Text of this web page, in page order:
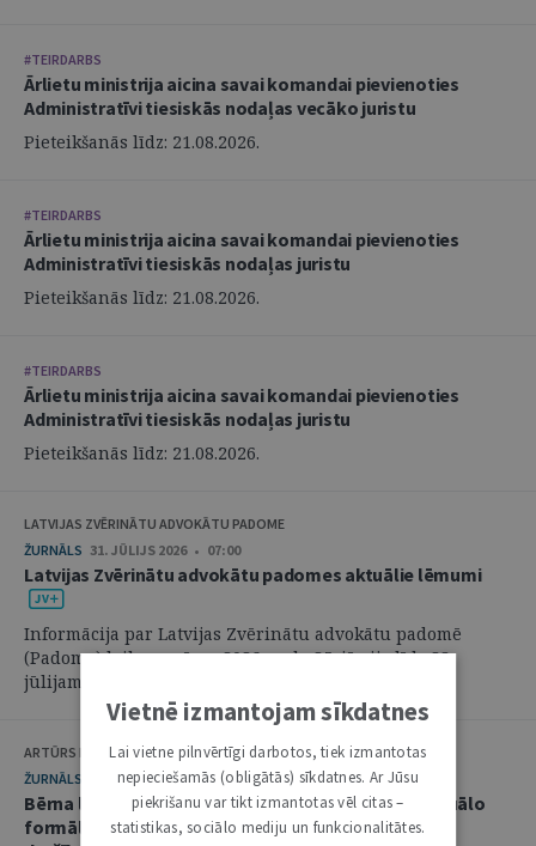
#TEIRDARBS
Ārlietu ministrija aicina savai komandai pievienoties
Administratīvi tiesiskās nodaļas vecāko juristu
Pieteikšanās līdz: 21.08.2026.
#TEIRDARBS
Ārlietu ministrija aicina savai komandai pievienoties
Administratīvi tiesiskās nodaļas juristu
Pieteikšanās līdz: 21.08.2026.
#TEIRDARBS
Ārlietu ministrija aicina savai komandai pievienoties
Administratīvi tiesiskās nodaļas juristu
Pieteikšanās līdz: 21.08.2026.
LATVIJAS ZVĒRINĀTU ADVOKĀTU PADOME
ŽURNĀLS 31. JŪLIJS 2026 • 07:00
Latvijas Zvērinātu advokātu padomes aktuālie lēmumi
Informācija par Latvijas Zvērinātu advokātu padomē
(Padome) laikposmā no 2026. gada 25. jūnija līdz 28.
jūlijam pieņemtajiem lēmumiem. ...
ARTŪRS KURBATOVS, INGA KUDEIKINA, MARTA URBĀNE
ŽURNĀLS
29. JŪLIJS 2026 • 08:00
Bērna labākās intereses civilprocesā: starp procesuālo
formālismu un pienākumu nekavējoties reaģēt uz
Vietnē izmantojam sīkdatnes
Lai vietne pilnvērtīgi darbotos, tiek izmantotas
nepieciešamās (obligātās) sīkdatnes. Ar Jūsu
piekrišanu var tikt izmantotas vēl citas –
statistikas, sociālo mediju un funkcionalitātes.